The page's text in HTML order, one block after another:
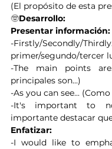
(El propósito de esta
🤓Desarrollo:
Presentar información:
-Firstly/Secondly/
primer/segundo/tercer
-The main points
principales son...)
-As you can see...
-It's important to
importante destacar
Enfatizar:
-I would like to